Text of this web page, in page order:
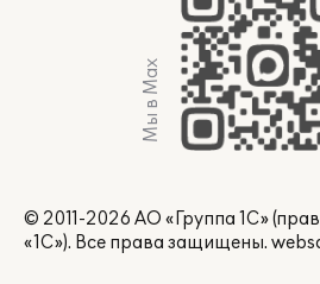
Мы в Max
© 2011-2026 АО «Группа 1С»
«1С»). Все права защищены.